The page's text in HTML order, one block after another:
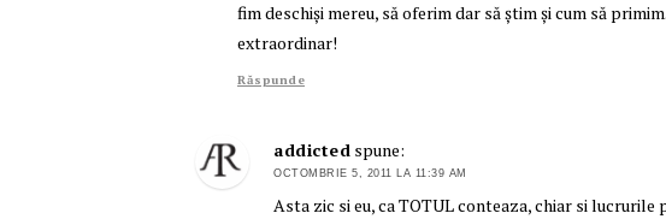
fim deschiși mereu, să oferim dar să știm și cum să
extraordinar!
Răspunde
addicted spune:
OCTOMBRIE 5, 2011 LA 11:39 AM
Asta zic si eu, ca TOTUL conteaza, chiar si